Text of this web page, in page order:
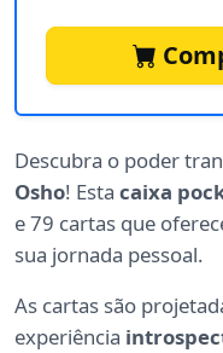
Descubra o poder
Osho! Esta caixa
e 79 cartas que
sua jornada pessoal.
As cartas são
experiência